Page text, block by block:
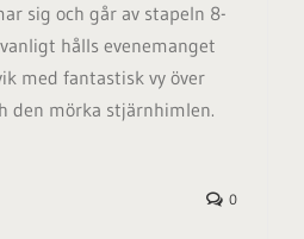
sig och går av stapeln 8-
hålls evenemanget
med fantastisk vy över
den mörka stjärnhimlen.
0